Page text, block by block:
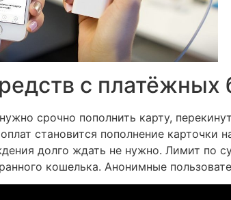
с платёжных
срочно пополнить карту,
становится пополнение
долго ждать не нужно. Лимит по
кошелька. Анонимные